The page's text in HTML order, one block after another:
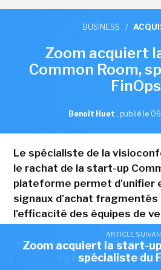
ARTICLE
Nexpublica s'offre Wikit
agentique dans
ARTICLE
Zoom acquiert la start-
spécialiste du
BUSINESS /
Zoom acquiert
Common Room,
FinOps
Benoît Huet , publié le
Le spécialiste de la
le rachat de la start-up
plateforme permet d'unifier
signaux d'achat fragmentés
l'efficacité des équipes de
Zoom Revenue Accelerator.